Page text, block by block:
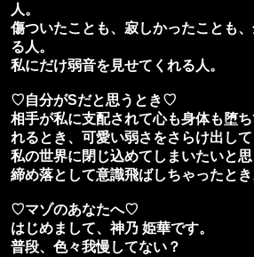
人。
傷ついたことも、寂しかったことも
る人。
私にだけ弱音を見せてくれる人。
♡自分がSだと思うとき♡
相手が私に支配されて心も身体も堕
れるとき、可愛い弱さをさらけ出して
私の世界に閉じ込めてしまいたいと思
締め落として意識飛ばしちゃったとき
♡マゾのあなたへ♡
はじめまして、神乃 姫華です。
普段、色々我慢してない？